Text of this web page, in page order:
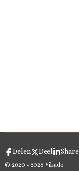
Delen Deel Share
© 2020 - 2026 Vikado